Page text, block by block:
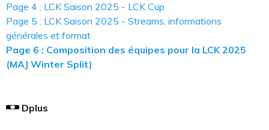
Page 4 : LCK Saison 2025 - LCK Cup
Page 5 : LCK Saison 2025 - Streams, informations
générales et format
Page 6 : Composition des équipes pour la LCK 2025
(MAJ Winter Split)
Dplus